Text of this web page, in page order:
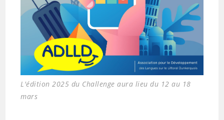
L'édition 2025 du Challenge aura lieu du 12 au 18
mars